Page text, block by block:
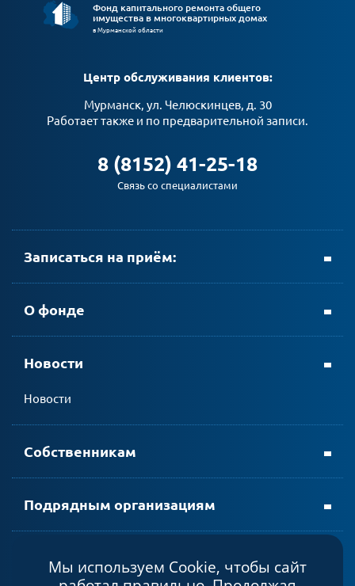
Фонд капитального ремонта общего
имущества в многоквартирных домах
в Мурманской области
Центр обслуживания клиентов:
Мурманск, ул. Челюскинцев, д. 30
Работает также и по предварительной записи.
8 (8152) 41-25-18
Связь со специалистами
Записаться на приём:
О фонде
Новости
Новости
Собственникам
Подрядным организациям
Политика конфиденциальности
Мы используем Cookie, чтобы сайт